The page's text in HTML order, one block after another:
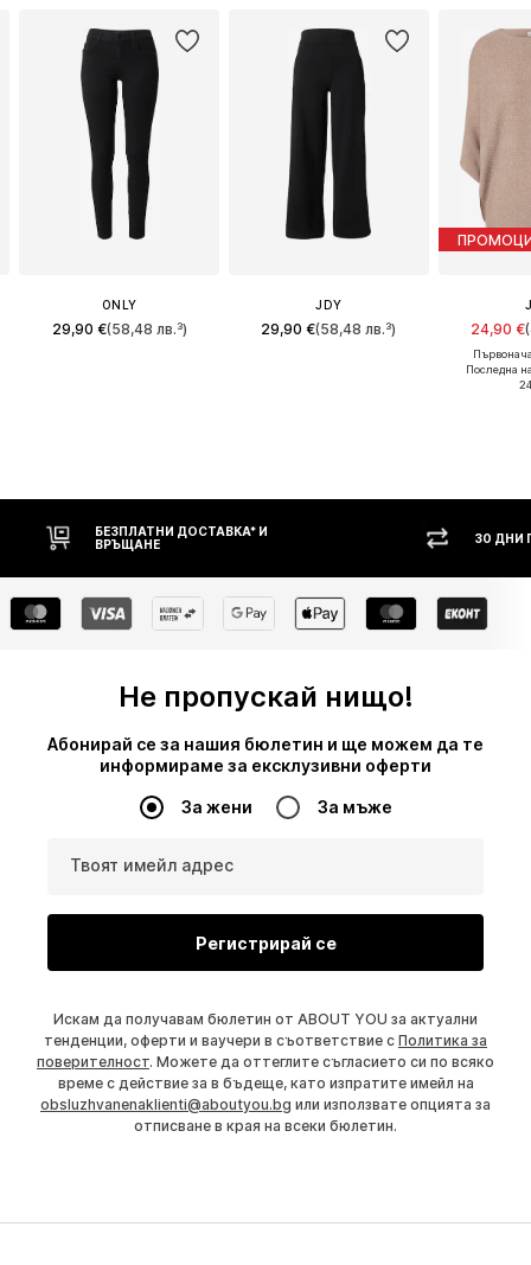
ONLY
29,90 €(58,48 лв.³)
JDY
29,90 €(58,48 лв.³) 24,90 €
Последна
30 ДНИ ПРАВО НА ВРЪЩАНЕ
Не пропускай нищо!
Абонирай се за нашия бюлетин и ще можем да те
информираме за ексклузивни оферти
За жени За мъже
Твоят имейл адрес
Регистрирай се
Искам да получавам бюлетин от ABOUT YOU за актуални
тенденции, оферти и ваучери в съответствие с Политика за
поверителност. Можете да оттеглите съгласието си по всяко
време с действие за в бъдеще, като изпратите имейл на
obsluzhvanenaklienti@aboutyou.bg или използвате опцията за
отписване в края на всеки бюлетин.